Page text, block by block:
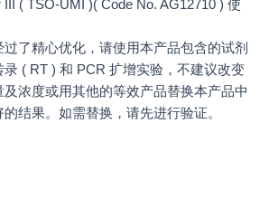
( TSO-UMI )( Code No. AG12710 ) 使
了精心优化，请使用本产品包含的试剂
( RT ) 和 PCR 扩增实验，不建议改变
浓度或用其他的等效产品替换本产品中
结果。如需替换，请先进行验证。